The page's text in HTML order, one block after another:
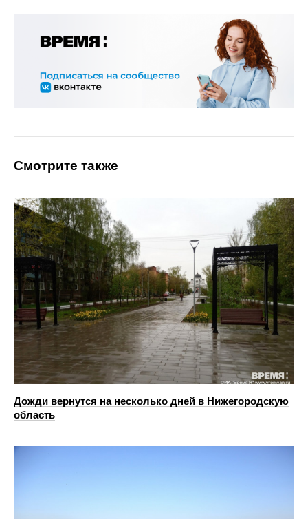
Смотрите также
Дожди вернутся на несколько дней в Нижегородскую
область